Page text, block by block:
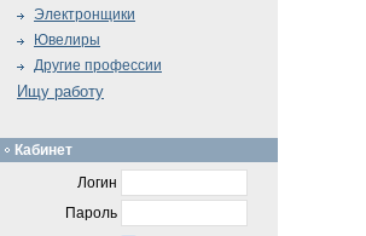
Электронщики
Ювелиры
Другие профессии
Ищу работу
Кабинет
Логин
Пароль